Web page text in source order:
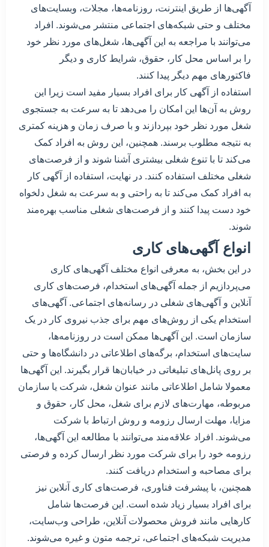
آگهی‌ها از طریق اینترنت، روزنامه‌ها، مجلات، وبسایت‌های
مختلف و حتی شبکه‌های اجتماعی منتشر می‌شوند. افراد
می‌توانند با مراجعه به این آگهی‌ها، شغل‌های مورد نظر خود
را بر اساس محل کار، حقوق، شرایط کاری و دیگر
فاکتورهای مهم دیگر پیدا کنند.
استفاده از آگهی کار برای افراد بسیار مفید است زیرا این
روش به آن‌ها این امکان را می‌دهد تا به سرعت به جستجوی
شغل مورد نظر خود بپردازند و با صرف زمان و هزینه کمتری
به نتیجه مطلوب برسند. همچنین، این روش به افراد کمک
می‌کند تا با تنوع شغلی بیشتری آشنا شوند و از فرصت‌های
شغلی مختلف استفاده کنند. در نهایت، استفاده از آگهی کار
به افراد کمک می‌کند تا به راحتی و به سرعت به شغل دلخواه
خود دست پیدا کنند و از فرصت‌های شغلی مناسب بهره‌مند
شوند.
انواع آگهی‌های کاری
در این بخش، به معرفی انواع مختلف آگهی‌های کاری
می‌پردازیم از جمله آگهی‌های استخدام، فرصت‌های کاری
آنلاین و آگهی‌های شغلی در رسانه‌های اجتماعی. آگهی‌های
استخدام یکی از روش‌های مهم برای جذب نیروی کار در یک
سازمان است. این آگهی‌ها ممکن است در روزنامه‌ها،
سایت‌های استخدام، برگه‌های اطلاعاتی در دانشگاه‌ها و حتی
بر روی پانل‌های تبلیغاتی در خیابان‌ها قرار بگیرند. این آگهی‌ها
معمولا شامل اطلاعاتی مانند عنوان شغل، شرکت یا سازمان
مربوطه، مهارت‌های لازم برای شغل، محل کار، حقوق و
مزایا، مهلت ارسال رزومه و روش ارتباط با شرکت
می‌شوند. افراد علاقه‌مند می‌توانند با مطالعه این آگهی‌ها،
رزومه خود را برای شرکت مورد نظر ارسال کرده و فرصتی
برای مصاحبه و استخدام دریافت کنند.
همچنین، با پیشرفت فناوری، فرصت‌های کاری آنلاین نیز
برای افراد بسیار زیاد شده است. این فرصت‌ها شامل
کارهایی مانند فروش محصولات آنلاین، طراحی وب‌سایت،
مدیریت شبکه‌های اجتماعی، ترجمه متون و غیره می‌شوند.